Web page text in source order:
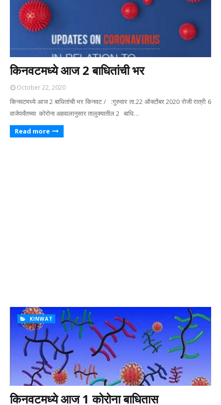
किनवटमध्ये आज 2 बाधितांची भर
October 22, 2020
किनवटमध्ये आज 2 बाधितांची भर किनवट / :गुरुवार ता.22 ऑक्टोंबर 2020 रोजी रात्री 6
वाजेपर्यंतच्या कोरोना अहवालानुसार तालुक्यातील 2 बाधि…
Read more
KINWAT
किनवटमध्ये आज 1 कोरोना बाधितास